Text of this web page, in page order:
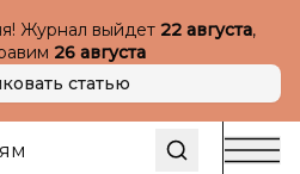
Журнал выйдет 22 августа,
26 августа
статью